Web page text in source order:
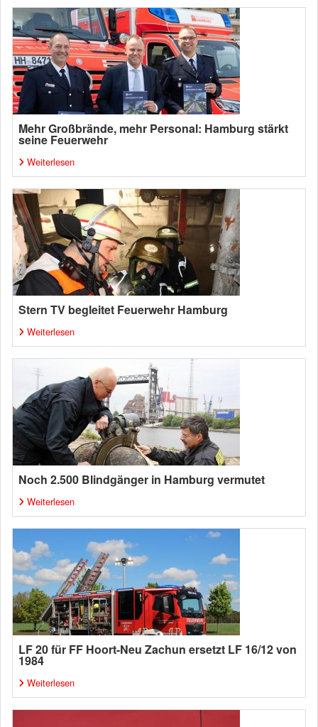
Mehr Großbrände, mehr Personal: Hamburg stärkt
seine Feuerwehr
Weiterlesen
Stern TV begleitet Feuerwehr Hamburg
Weiterlesen
Noch 2.500 Blindgänger in Hamburg vermutet
Weiterlesen
LF 20 für FF Hoort-Neu Zachun ersetzt LF 16/12 von
1984
Weiterlesen